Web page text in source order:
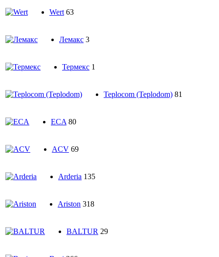
Wert 63
Лемакс 3
Термекс 1
Teplocom (Teplodom) 81
ECA 80
ACV 69
Arderia 135
Ariston 318
BALTUR 29